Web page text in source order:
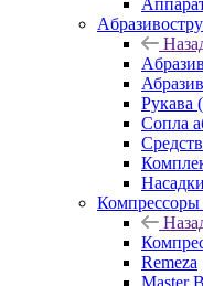
Рукава
Сопла
Компрессоры
Remeza
Master